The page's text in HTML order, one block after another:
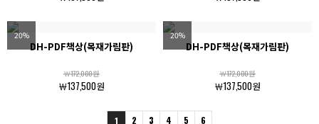
20%
DH-PDF책상(목재가림판)
￦172,000원
￦137,500원
20%
DH-PDF책상(목재가림판)
￦172,000원
￦137,500원
1 2 3 4 5 6